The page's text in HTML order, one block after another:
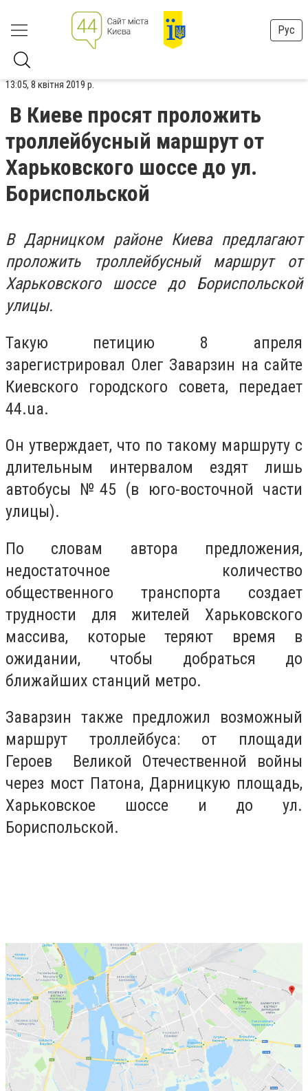
Рус
13:05, 8 квітня 2019 р.
В Киеве просят проложить
троллейбусный маршрут от
Харьковского шоссе до ул.
Бориспольской
В Дарницком районе Киева предлагают
проложить троллейбусный маршрут от
Харьковского шоссе до Бориспольской
улицы.
Такую петицию 8 апреля
зарегистрировал Олег Заварзин на сайте
Киевского городского совета, передает
44.ua.
Он утверждает, что по такому маршруту с
длительным интервалом ездят лишь
автобусы №45 (в юго-восточной части
улицы).
По словам автора предложения,
недостаточное количество
общественного транспорта создает
трудности для жителей Харьковского
массива, которые теряют время в
ожидании, чтобы добраться до
ближайших станций метро.
Заварзин также предложил возможный
маршрут троллейбуса: от площади
Героев Великой Отечественной войны
через мост Патона, Дарницкую площадь,
Харьковское шоссе и до ул.
Бориспольской.